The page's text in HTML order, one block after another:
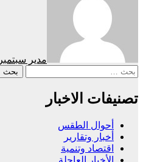
مدير سبتمبر 25, 2025
البحث
تصنيفات الاخبار
أحوال الطقس
أخبار وتقارير
اقتصاد وتنمية
الأخبار العاجلة